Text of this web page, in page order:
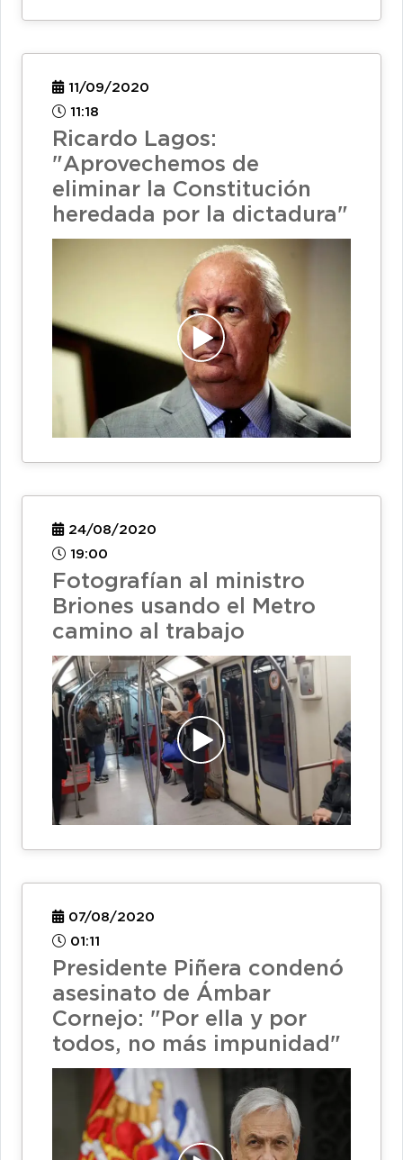
11/09/2020
11:18
Ricardo Lagos:
"Aprovechemos de
eliminar la Constitución
heredada por la dictadura"
24/08/2020
19:00
Fotografían al ministro
Briones usando el Metro
camino al trabajo
07/08/2020
01:11
Presidente Piñera condenó
asesinato de Ámbar
Cornejo: "Por ella y por
todos, no más impunidad"